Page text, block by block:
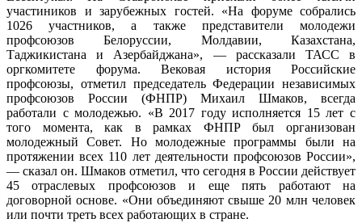
участиников и зарубежных гостей. «На форуме собрались
1026 участников, а также представители молодежи
профсоюзов Белоруссии, Молдавии, Казахстана,
Таджикистана и Азербайджана», — рассказали ТАСС в
оргкомитете форума. Вековая история Российские
профсоюзы, отметил председатель Федерации независимых
профсоюзов России (ФНПР) Михаил Шмаков, всегда
работали с молодежью. «В 2017 году исполняется 15 лет с
того момента, как в рамках ФНПР был организован
молодежный Совет. Но молодежные программы были на
протяжении всех 110 лет деятельности профсоюзов России»,
— сказал он. Шмаков отметил, что сегодня в России действует
45 отраслевых профсоюзов и еще пять работают на
договорной основе. «Они объединяют свыше 20 млн человек
или почти треть всех работающих в стране.